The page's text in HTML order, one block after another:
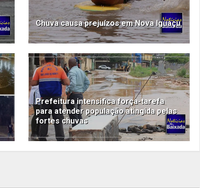
Chuva causa prejuízos em Nova Iguaçu
Prefeitura intensifica força-tarefa
para atender população atingida pelas
fortes chuvas